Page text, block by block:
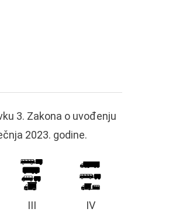
3. Zakona o uvođenju
2023. godine.
III IV